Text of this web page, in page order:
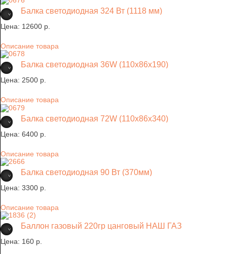
Балка светодиодная 324 Вт (1118 мм)
Цена: 12600 p.
Описание товара
Балка светодиодная 36W (110х86х190)
Цена: 2500 p.
Описание товара
Балка светодиодная 72W (110х86х340)
Цена: 6400 p.
Описание товара
Балка светодиодная 90 Вт (370мм)
Цена: 3300 p.
Описание товара
Баллон газовый 220гр цанговый НАШ ГАЗ
Цена: 160 p.